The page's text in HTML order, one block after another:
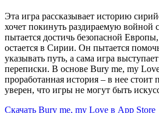
Эта игра рассказывает историю
хочет покинуть раздираемую войной
пытается достичь безопасной
остается в Сирии. Он пытается
указывать путь, а сама игра
переписки. В основе Bury me, my
проработанная история – в нее стоит
уверен, что игры не могут быть
Скачать Bury me, my Love в App Store